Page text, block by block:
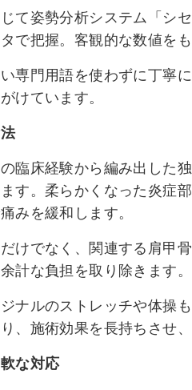
て姿勢分析システム「シ
で把握。客観的な数値を
専門用語を使わずに丁寧
けています。
臨床経験から編み出した
す。柔らかくなった炎症
みを緩和します。
けでなく、関連する肩甲
計な負担を取り除きます。
ナルのストレッチや体操
、施術効果を長持ちさせ
な対応